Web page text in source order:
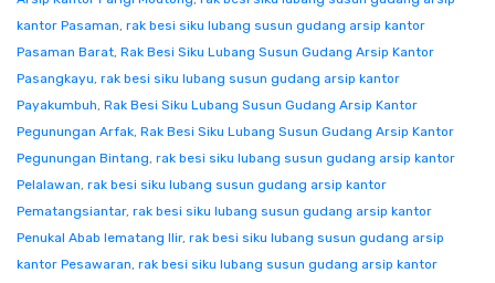
kantor Pasaman, rak besi siku lubang susun gudang arsip kantor
Pasaman Barat, Rak Besi Siku Lubang Susun Gudang Arsip Kantor
Pasangkayu, rak besi siku lubang susun gudang arsip kantor
Payakumbuh, Rak Besi Siku Lubang Susun Gudang Arsip Kantor
Pegunungan Arfak, Rak Besi Siku Lubang Susun Gudang Arsip Kantor
Pegunungan Bintang, rak besi siku lubang susun gudang arsip kantor
Pelalawan, rak besi siku lubang susun gudang arsip kantor
Pematangsiantar, rak besi siku lubang susun gudang arsip kantor
Penukal Abab lematang Ilir, rak besi siku lubang susun gudang arsip
kantor Pesawaran, rak besi siku lubang susun gudang arsip kantor